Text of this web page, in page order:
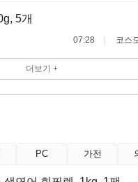
5개
07:28 코스
더보기 +
PC 가전